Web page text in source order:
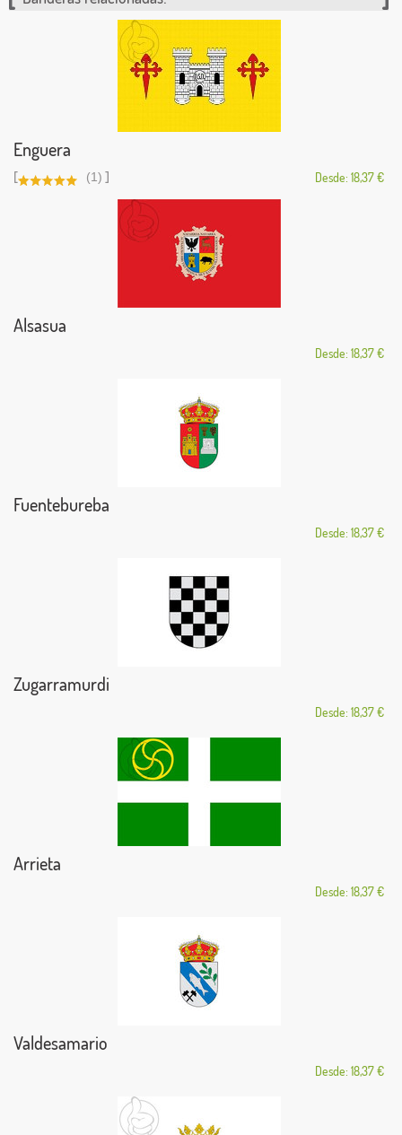
Enguera
[ (1) ] Desde: 18,37 €
Alsasua
Desde: 18,37 €
Fuentebureba
Desde: 18,37 €
Zugarramurdi
Desde: 18,37 €
Arrieta
Desde: 18,37 €
Valdesamario
Desde: 18,37 €